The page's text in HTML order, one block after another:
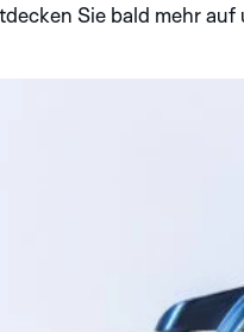
Sie bald mehr auf